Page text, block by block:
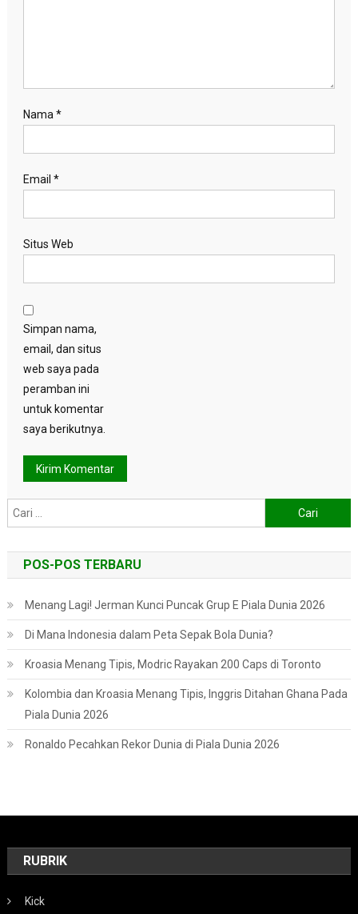
Nama *
Email *
Situs Web
Simpan nama,
email, dan situs
web saya pada
peramban ini
untuk komentar
saya berikutnya.
untuk:
POS-POS TERBARU
Menang Lagi! Jerman Kunci Puncak Grup E Piala Dunia 2026
Di Mana Indonesia dalam Peta Sepak Bola Dunia?
Kroasia Menang Tipis, Modric Rayakan 200 Caps di Toronto
Kolombia dan Kroasia Menang Tipis, Inggris Ditahan Ghana Pada
Piala Dunia 2026
Ronaldo Pecahkan Rekor Dunia di Piala Dunia 2026
RUBRIK
Kick